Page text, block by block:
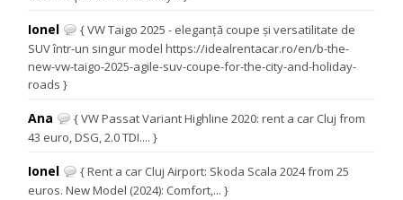
Ionel
{ VW Taigo 2025 - eleganță coupe și versatilitate de
SUV într-un singur model https://idealrentacar.ro/en/b-the-
new-vw-taigo-2025-agile-suv-coupe-for-the-city-and-holiday-
roads }
Ana
{ VW Passat Variant Highline 2020: rent a car Cluj from
43 euro, DSG, 2.0 TDI.... }
Ionel
{ Rent a car Cluj Airport: Skoda Scala 2024 from 25
euros. New Model (2024): Comfort,... }